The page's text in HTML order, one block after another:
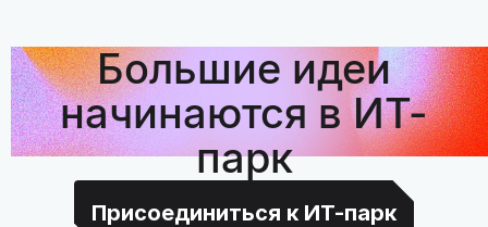
Большие идеи
начинаются в ИТ-
парк
Присоединиться к ИТ-парк